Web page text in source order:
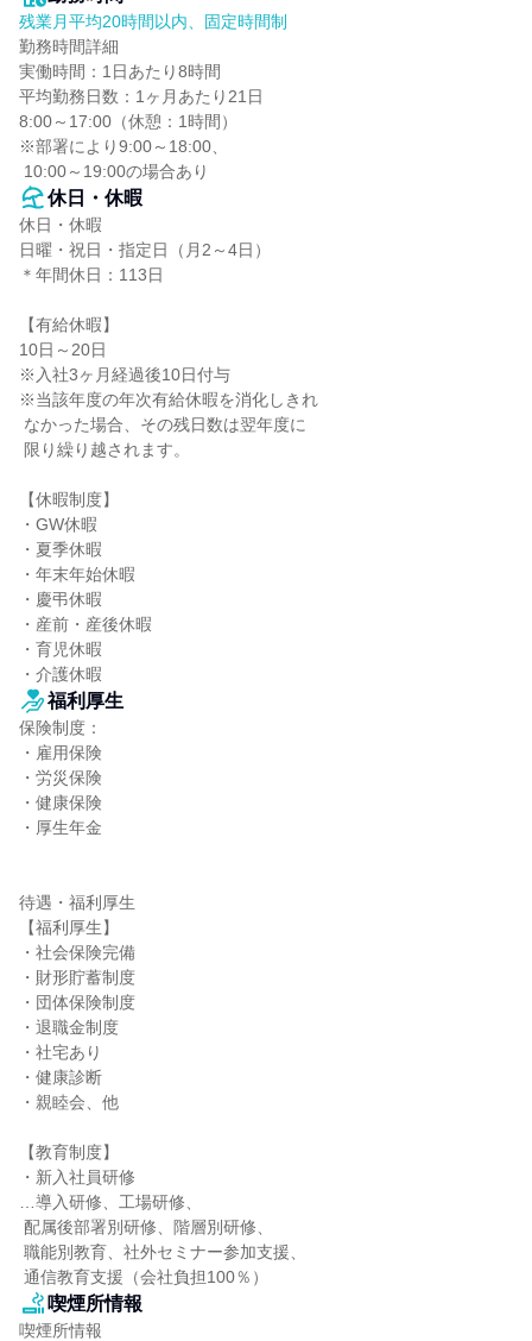
残業月平均20時間以内、固定時間制
勤務時間詳細
実働時間：1日あたり8時間
平均勤務日数：1ヶ月あたり21日
8:00～17:00（休憩：1時間）
※部署により9:00～18:00、
10:00～19:00の場合あり
休日・休暇
休日・休暇
日曜・祝日・指定日（月2～4日）
＊年間休日：113日
【有給休暇】
10日～20日
※入社3ヶ月経過後10日付与
※当該年度の年次有給休暇を消化しきれ
【休暇制度】
・GW休暇
・夏季休暇
・年末年始休暇
・慶弔休暇
・産前・産後休暇
・育児休暇
・介護休暇
福利厚生
保険制度：
・雇用保険
・労災保険
・健康保険
・厚生年金
待遇・福利厚生
【福利厚生】
・社会保険完備
・財形貯蓄制度
・団体保険制度
・退職金制度
・社宅あり
・健康診断
・親睦会、他
【教育制度】
・新入社員研修
…導入研修、工場研修、
通信教育支援（会社負担100％）
喫煙所情報
喫煙所情報